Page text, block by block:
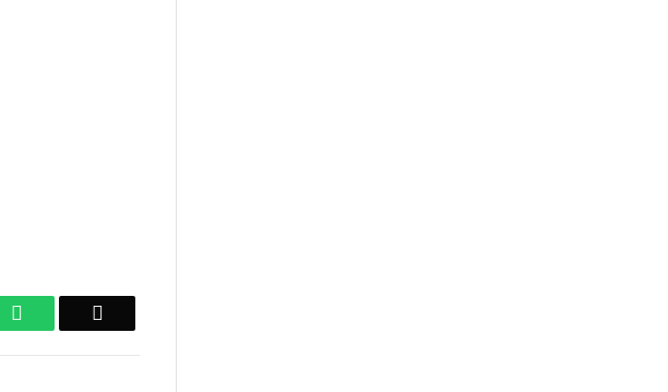
WhatsApp